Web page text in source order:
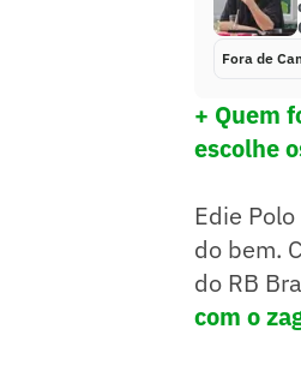
Fora de
+ Quem
escolhe
Edie
do bem.
do RB
com o